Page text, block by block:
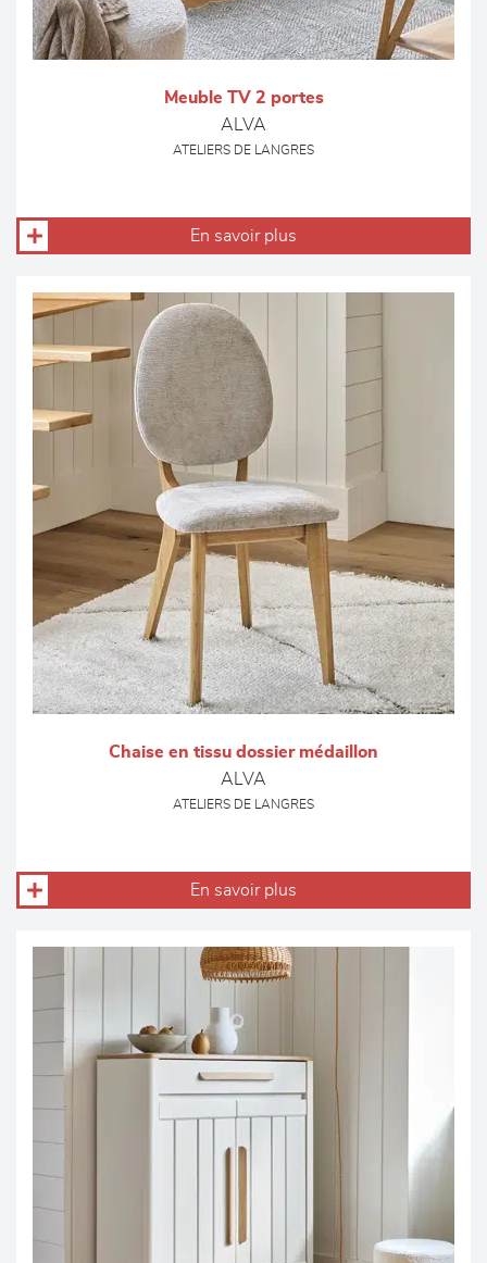
Meuble TV 2 portes
ALVA
ATELIERS DE LANGRES
En savoir plus
Chaise en tissu dossier médaillon
ALVA
ATELIERS DE LANGRES
En savoir plus